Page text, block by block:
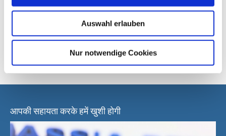
Auswahl erlauben
Nur notwendige Cookies
आंतरायिक (Si) ≤ 100 चक्र/मिनट
आपकी सहायता करके हमें खुशी होगी